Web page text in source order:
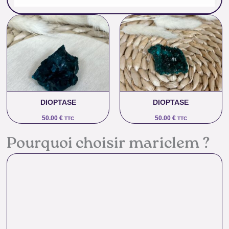
DIOPTASE
50.00€ TTC
DIOPTASE
50.00 € TTC
Pourquoi choisir mariclem ?